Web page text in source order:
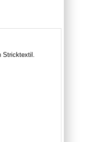
Stricktextil.